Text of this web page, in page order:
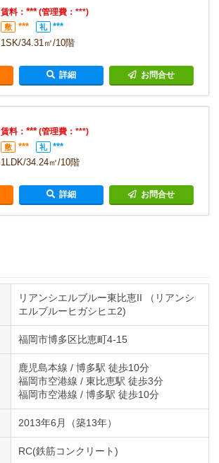
賃料： ***(管理費：***)
敷 *** 礼
***
1SK/34.31㎡/10階
詳細 お問合せ
賃料： ***(管理費：***)
敷 *** 礼
***
1LDK/34.24㎡/10階
詳細 お問合せ
リアンシエルブルー東比恵II （リアンシ
エルブルーヒガシヒエ2)
福岡市博多区比恵町4-15
鹿児島本線 / 博多駅 徒歩10分
福岡市空港線 / 東比恵駅 徒歩3分
福岡市空港線 / 博多駅 徒歩10分
2013年6月（築13年）
RC(鉄筋コンクリート)